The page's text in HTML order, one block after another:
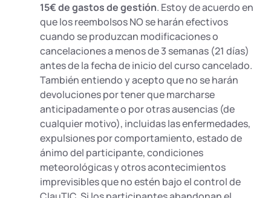
15€ de gastos de gestión. Estoy de acuerdo en
que los reembolsos NO se harán efectivos
cuando se produzcan modificaciones o
cancelaciones a menos de 3 semanas (21 días)
antes de la fecha de inicio del curso cancelado.
También entiendo y acepto que no se harán
devoluciones por tener que marcharse
anticipadamente o por otras ausencias (de
cualquier motivo), incluidas las enfermedades,
expulsiones por comportamiento, estado de
ánimo del participante, condiciones
meteorológicas y otros acontecimientos
imprevisibles que no estén bajo el control de